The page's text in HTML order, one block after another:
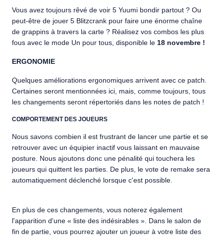
Vous avez toujours rêvé de voir 5 Yuumi bondir partout ? Ou
peut-être de jouer 5 Blitzcrank pour faire une énorme chaîne
de grappins à travers la carte ? Réalisez vos combos les plus
fous avec le mode Un pour tous, disponible le 18 novembre !
ERGONOMIE
Quelques améliorations ergonomiques arrivent avec ce patch.
Certaines seront mentionnées ici, mais, comme toujours, tous
les changements seront répertoriés dans les notes de patch !
COMPORTEMENT DES JOUEURS
Nous savons combien il est frustrant de lancer une partie et se
retrouver avec un équipier inactif vous laissant en mauvaise
posture. Nous ajoutons donc une pénalité qui touchera les
joueurs qui quittent les parties. De plus, le vote de remake sera
automatiquement déclenché lorsque c'est possible.
En plus de ces changements, vous noterez également
l'apparition d'une « liste des indésirables ». Dans le salon de
fin de partie, vous pourrez ajouter un joueur à votre liste des